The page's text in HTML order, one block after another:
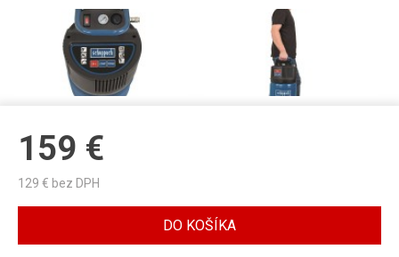
159 €
129 € bez DPH
DO KOŠÍKA